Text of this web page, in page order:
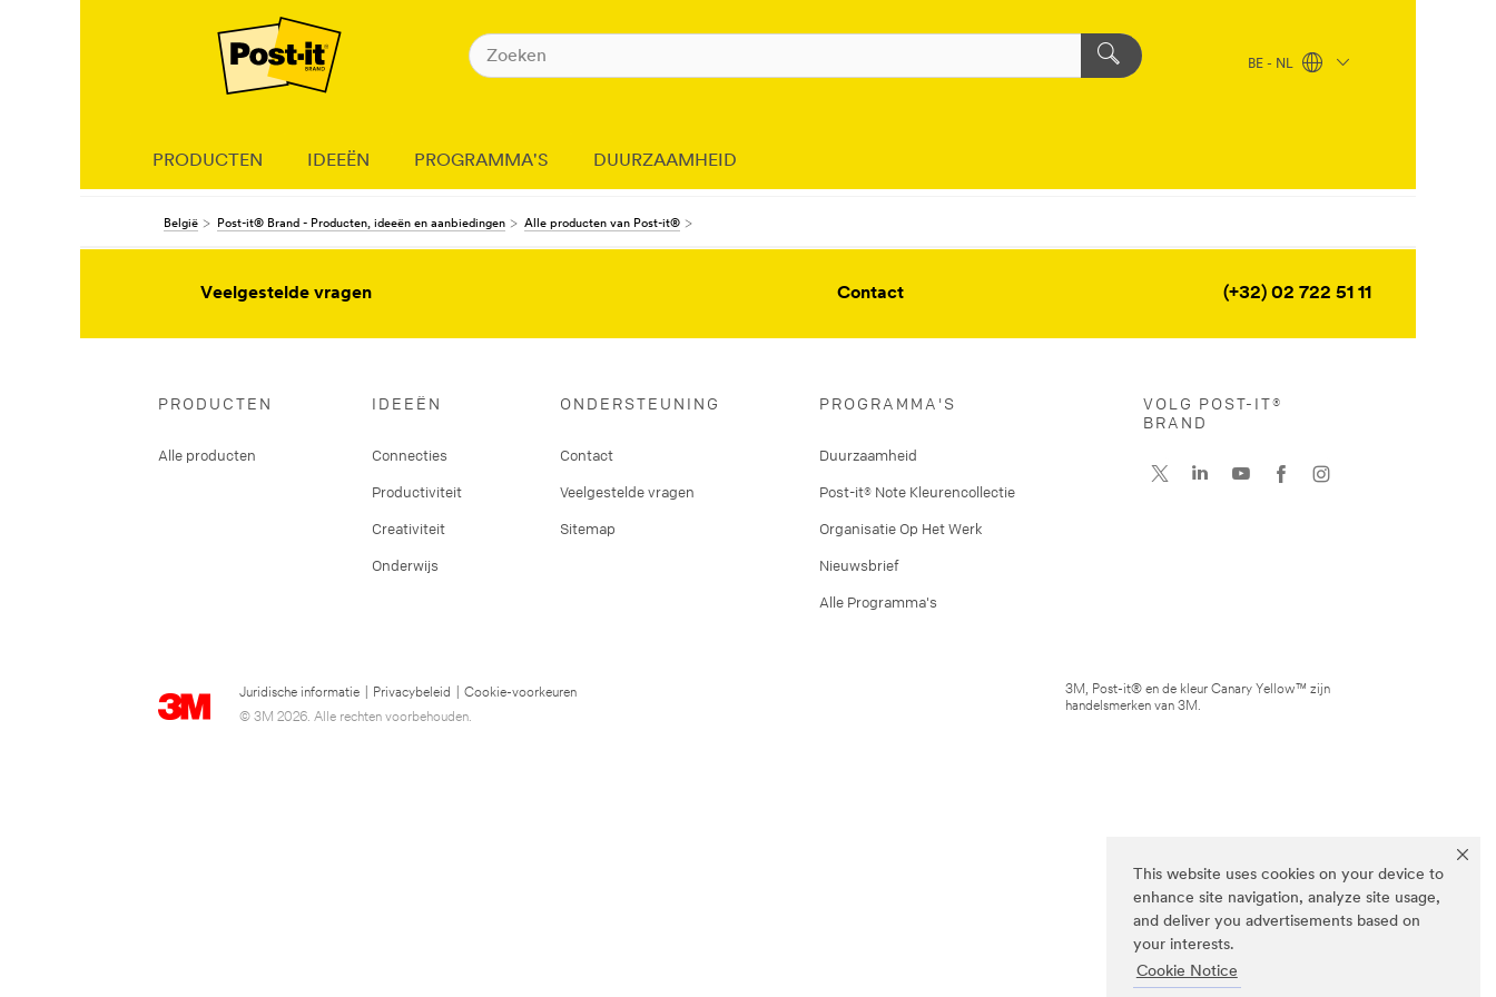
This website uses cookies on your device to
enhance site navigation, analyze site usage,
and deliver you advertisements based on
your interests.
Cookie Notice
BE - NL
PRODUCTEN IDEEËN PROGRAMMA'S DUURZAAMHEID
België Post-it® Brand - Producten, ideeën en aanbiedingen Alle producten van Post-it®
Veelgestelde vragen Contact (+32) 02 722 51 11
PRODUCTEN
Alle producten
IDEEËN
Connecties
Productiviteit
Creativiteit
Onderwijs
ONDERSTEUNING
Contact
Veelgestelde vragen
Sitemap
PROGRAMMA'S
Duurzaamheid
Post-it® Note Kleurencollectie
Organisatie Op Het Werk
Nieuwsbrief
Alle Programma's
Juridische informatie Privacybeleid
Cookie-voorkeuren
© 3M 2026. Alle rechten voorbehouden.
VOLG POST-IT®
BRAND
3M, Post-it® en de kleur Canary Yellow™ zijn
handelsmerken van 3M.